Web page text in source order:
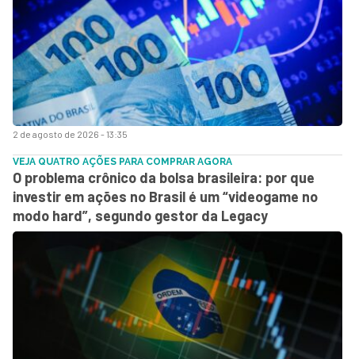
2 de agosto de 2026 - 13:35
VEJA QUATRO AÇÕES PARA COMPRAR AGORA
O problema crônico da bolsa brasileira: por que
investir em ações no Brasil é um “videogame no
modo hard”, segundo gestor da Legacy